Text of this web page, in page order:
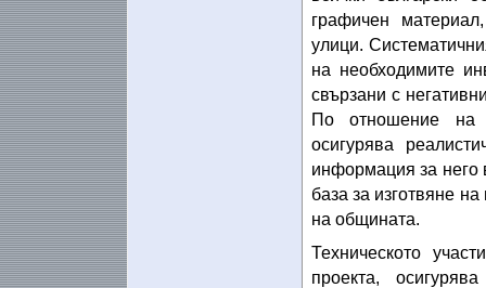
графичен
улици.
на необходимите
свързани с
По отношение на
осигурява
информация за него
база за изготвяне
на общината.
Техническото
проекта,